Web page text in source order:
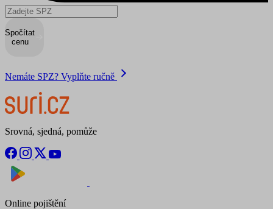
Spočítat
cenu
Nemáte SPZ? Vyplňte ručně
Srovná, sjedná, pomůže
Online pojištění